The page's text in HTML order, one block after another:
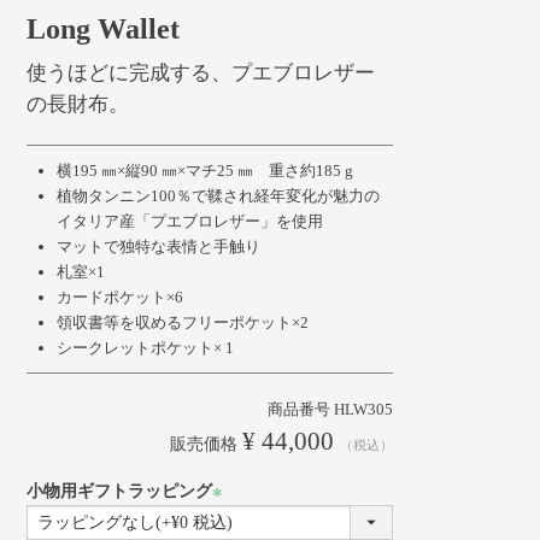
Long Wallet
使うほどに完成する、プエブロレザー
の長財布。
横195 ㎜×縦90 ㎜×マチ25 ㎜ 重さ約185 g
植物タンニン100％で鞣され経年変化が魅力の
イタリア産「プエブロレザー」を使用
マットで独特な表情と手触り
札室×1
カードポケット×6
領収書等を収めるフリーポケット×2
シークレットポケット× 1
商品番号 HLW305
販売価格 ¥ 44,000 税込
小物用ギフトラッピング
(必